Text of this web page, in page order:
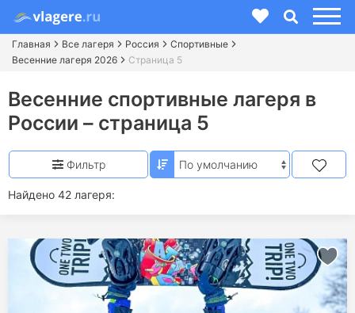
Главная Все лагеря Россия
Спортивные
Весенние лагеря 2026
Страница 5
Весенние спортивные лагеря в
России – страница 5
Найдено 42 лагеря:
Фильтр